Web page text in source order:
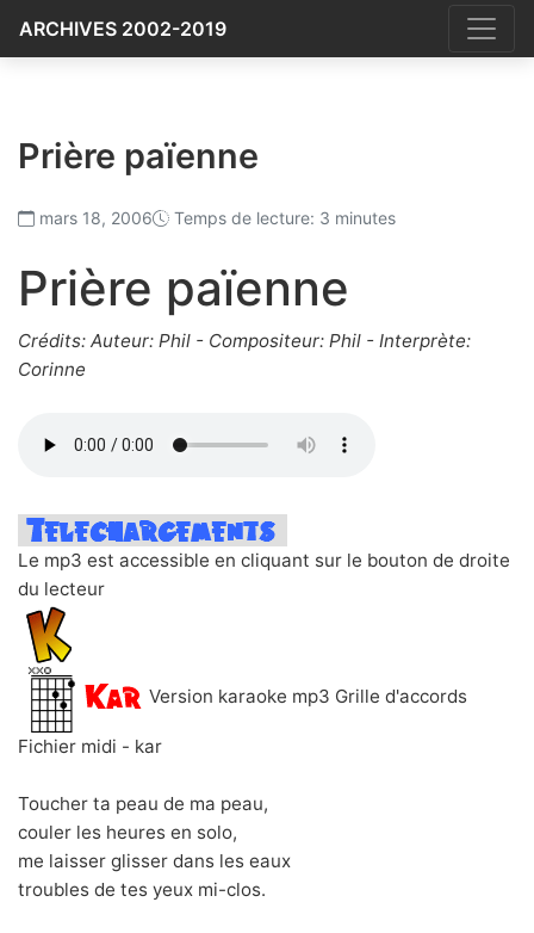
ARCHIVES 2002-2019
Prière païenne
mars 18, 2006 Temps de lecture: 3 minutes
Prière païenne
Crédits: Auteur: Phil - Compositeur: Phil - Interprète:
Corinne
Le mp3 est accessible en cliquant sur le bouton de droite
du lecteur
Version karaoke mp3 Grille d'accords
Fichier midi - kar
Toucher ta peau de ma peau,
couler les heures en solo,
me laisser glisser dans les eaux
troubles de tes yeux mi-clos.